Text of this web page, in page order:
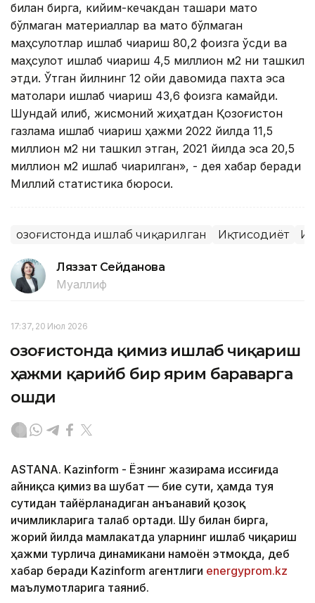
билан бирга, кийим-кечакдан ташқари мато
бўлмаган материаллар ва мато бўлмаган
маҳсулотлар ишлаб чиқариш 80,2 фоизга ўсди ва
маҳсулот ишлаб чиқариш 4,5 миллион м2 ни ташкил
этди. Ўтган йилнинг 12 ойи давомида пахта эса
матолари ишлаб чиқариш 43,6 фоизга камайди.
Шундай қилиб, жисмоний жиҳатдан Қозоғистон
газлама ишлаб чиқариш ҳажми 2022 йилда 11,5
миллион м2 ни ташкил этган, 2021 йилда эса 20,5
миллион м2 ишлаб чиқарилган», - дея хабар беради
Миллий статистика бюроси.
Қозоғистонда ишлаб чиқарилган Иқтисодиёт
Ляззат Сейданова
Муаллиф
17:37, 20 Июл 2026
Қозоғистонда қимиз ишлаб чиқариш
ҳажми қарийб бир ярим бараварга
ошди
ASTANA. Kazinform - Ёзнинг жазирама иссиғида
айниқса қимиз ва шубат — бие сути, ҳамда туя
сутидан тайёрланадиган анъанавий қозоқ
ичимликларига талаб ортади. Шу билан бирга,
жорий йилда мамлакатда уларнинг ишлаб чиқариш
ҳажми турлича динамикани намоён этмоқда, деб
хабар беради Kazinform агентлиги energyprom.kz
маълумотларига таяниб.